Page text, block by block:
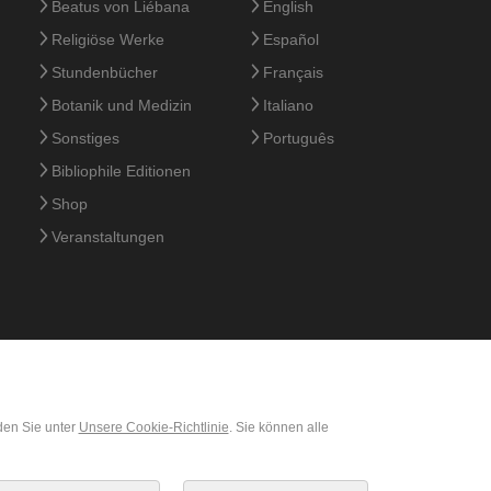
Beatus von Liébana
Religiöse Werke
Stundenbücher
Botanik und Medizin
Sonstiges
Bibliophile Editionen
Shop
Veranstaltungen
English
Español
Français
Italiano
Português
Sie unter Unsere Cookie-Richtlinie. Sie können alle